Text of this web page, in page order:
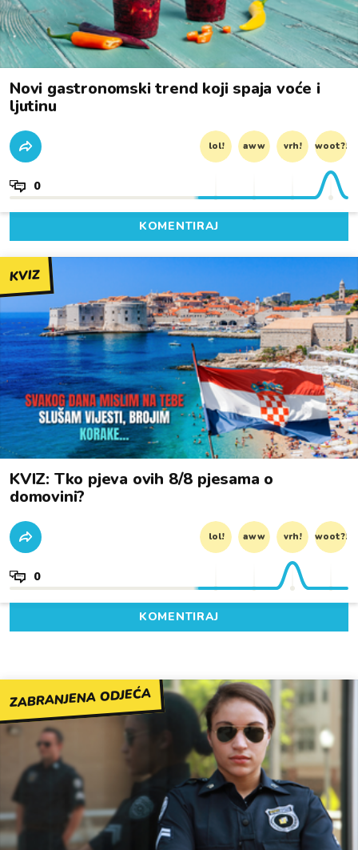
Novi gastronomski trend koji spaja voće i
ljutinu
lol! aww vrh! woot?!
0
KOMENTIRAJ
KVIZ
KVIZ: Tko pjeva ovih 8/8 pjesama o
domovini?
lol! aww vrh! woot?!
0
KOMENTIRAJ
ZABRANJENA ODJEĆA